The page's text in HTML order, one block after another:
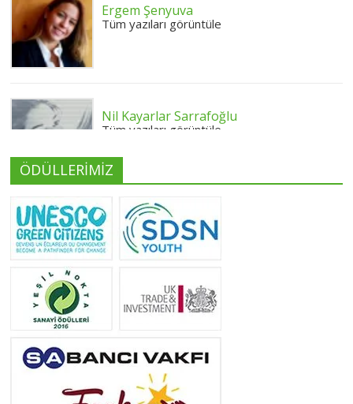
Ergem Şenyuva
Tüm yazıları görüntüle
Nil Kayarlar Sarrafoğlu
Tüm yazıları görüntüle
Yeliz Yılmaz
Tüm yazıları görüntüle
ÖDÜLLERİMİZ